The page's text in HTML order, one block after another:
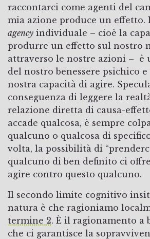
raccontarci come agenti del
mia azione produce un effetto.
agency individuale – cioè la
produrre un effetto sul nostro
attraverso le nostre azioni – è
del nostro benessere psichico
nostra capacità di agire.
conseguenza di leggere la
relazione diretta di causa-
accade qualcosa, è sempre
qualcuno o qualcosa di
volta, la possibilità di
qualcuno di ben definito ci
agire contro questo qualcuno.
Il secondo limite cognitivo
natura è che ragioniamo
termine 2. È il ragionamento a
che ci garantisce la